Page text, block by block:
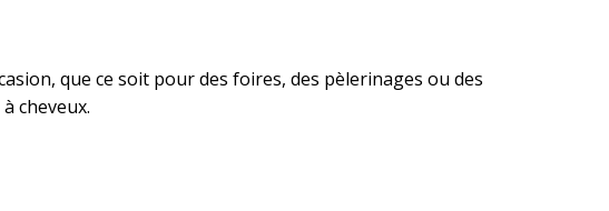
que ce soit pour des foires, des pèlerinages ou des
cheveux.